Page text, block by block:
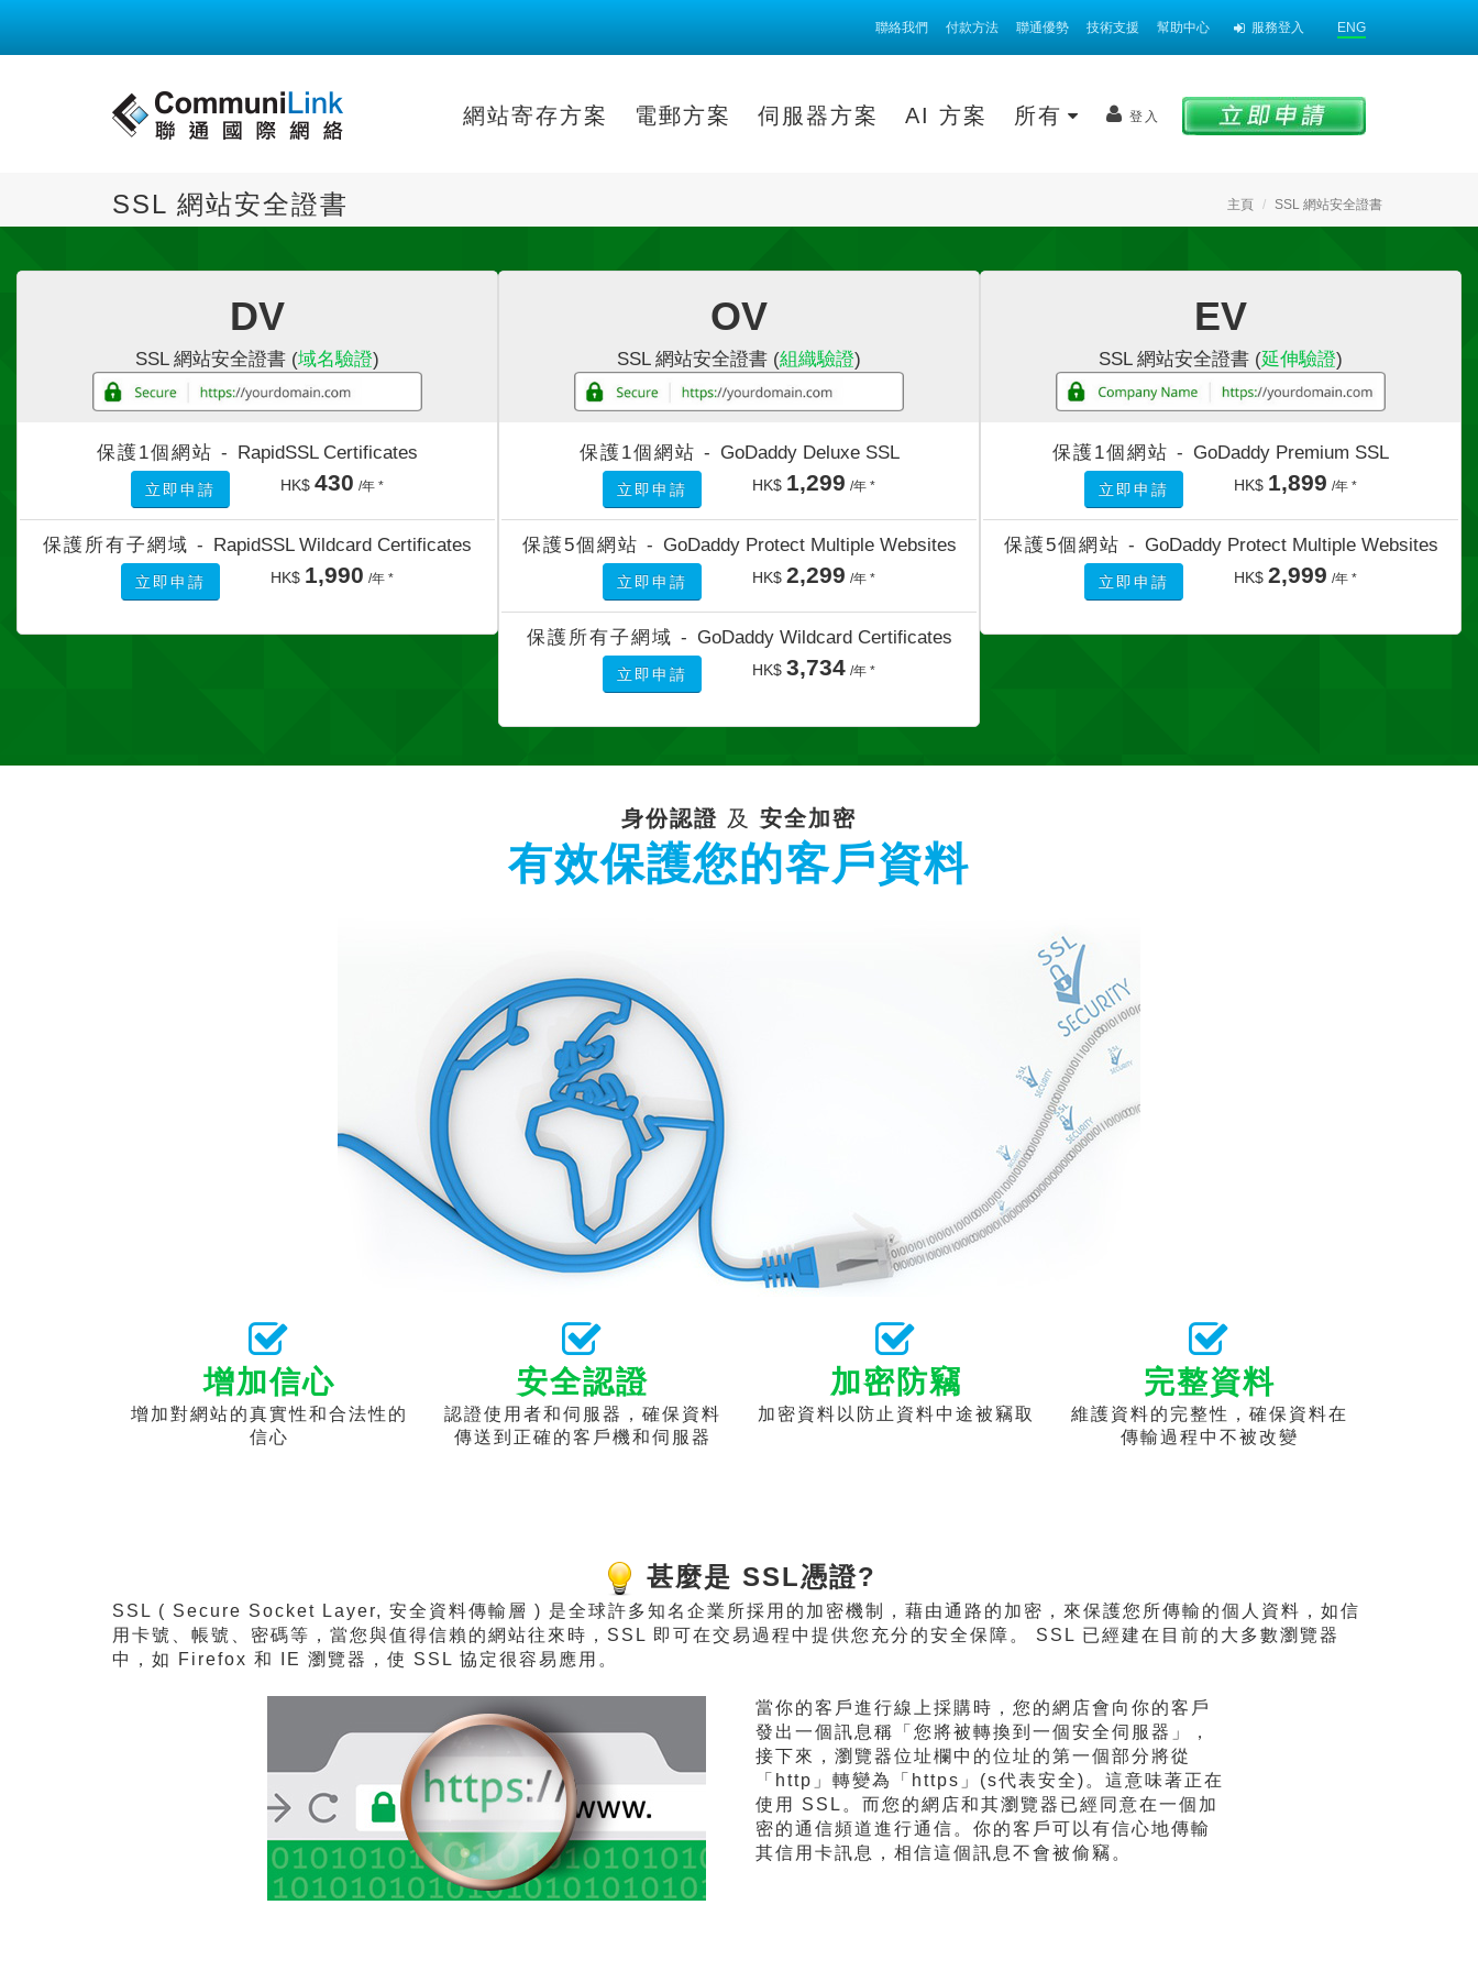
聯絡我們 付款方法 聯通優勢 技術支援 幫助中心 服務登入 ENG
網站寄存方案 電郵方案 伺服器方案 AI 方案 所有 登入
主頁 SSL 網站安全證書
SSL 網站安全證書
DV
SSL 網站安全證書 (域名驗證)
保護1個網站 - RapidSSL Certificates
立即申請 HK$ 430 /年 *
保護所有子網域 - RapidSSL Wildcard Certificates
立即申請 HK$ 1,990 /年 *
OV
SSL 網站安全證書 (組織驗證)
保護1個網站 - GoDaddy Deluxe SSL
立即申請 HK$ 1,299 /年 *
保護5個網站 - GoDaddy Protect Multiple Websites
立即申請 HK$ 2,299 /年 *
保護所有子網域 - GoDaddy Wildcard Certificates
立即申請 HK$ 3,734 /年 *
EV
SSL 網站安全證書 (延伸驗證)
保護1個網站 - GoDaddy Premium SSL
立即申請 HK$ 1,899 /年 *
保護5個網站 - GoDaddy Protect Multiple Websites
立即申請 HK$ 2,999 /年 *
身份認證 及 安全加密
有效保護您的客戶資料
增加信心
增加對網站的真實性和合法性的
信心
安全認證
認證使用者和伺服器，確保資料
傳送到正確的客戶機和伺服器
加密防竊
加密資料以防止資料中途被竊取
完整資料
維護資料的完整性，確保資料在
傳輸過程中不被改變
甚麼是 SSL憑證?
SSL ( Secure Socket Layer, 安全資料傳輸層 ) 是全球許多知名企業所採用的加密機制，藉由通路的加密，來保護您所傳輸的個人資料，如信
用卡號、帳號、密碼等，當您與值得信賴的網站往來時，SSL 即可在交易過程中提供您充分的安全保障。 SSL 已經建在目前的大多數瀏覽器
中，如 Firefox 和 IE 瀏覽器，使 SSL 協定很容易應用。
當你的客戶進行線上採購時，您的網店會向你的客戶
發出一個訊息稱「您將被轉換到一個安全伺服器」，
接下來，瀏覽器位址欄中的位址的第一個部分將從
「http」轉變為「https」(s代表安全)。這意味著正在
使用 SSL。而您的網店和其瀏覽器已經同意在一個加
密的通信頻道進行通信。你的客戶可以有信心地傳輸
其信用卡訊息，相信這個訊息不會被偷竊。